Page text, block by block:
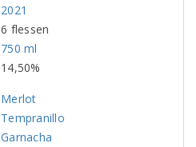
2021
6 flessen
750 ml
14,50%
Merlot
Tempranillo
Garnacha